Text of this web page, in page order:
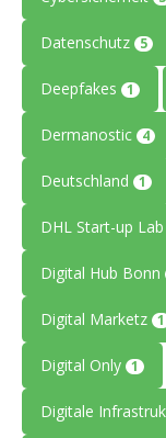
Datenschutz 5
Deepfakes 1
Dermanostic 4
Deutschland 1
DHL Start-up Lab
Digital Hub Bonn
Digital Marketz 1
Digital Only 1
Digitale